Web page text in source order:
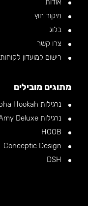
אודות
מיקור חוץ
בלוג
צרו קשר
רישום למועדון לקוחות
מתוגים מובילים
נרגילות Alpha Hookah
נרגילות Amy Deluxe